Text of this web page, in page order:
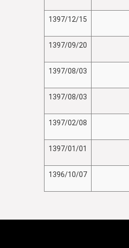
1397/12/15
1397/09/20
1397/08/03
1397/08/03
1397/02/08
1397/01/01
1396/10/07